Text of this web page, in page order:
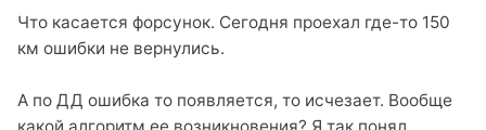
Что касается форсунок. Сегодня проехал где-то 150
км ошибки не вернулись.
А по ДД ошибка то появляется, то исчезает. Вообще
какой алгоритм ее возникновения? Я так понял